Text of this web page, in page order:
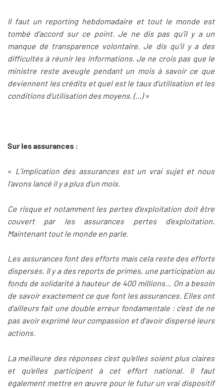
Il faut un reporting hebdomadaire et tout le monde est
tombé d’accord sur ce point. Je ne dis pas qu’il y a un
manque de transparence volontaire. Je dis qu’il y a des
difficultés à réunir les informations. Je ne crois pas que le
ministre reste aveugle pendant un mois à savoir ce que
deviennent les crédits et quel est le taux d’utilisation et les
conditions d’utilisation des moyens. (...) »
Sur les assurances :
« L’implication des assurances est un vrai sujet et nous
l’avons lancé il y a plus d’un mois.
Ce risque et notamment les pertes d’exploitation doit être
couvert par les assurances pertes d’exploitation.
Maintenant tout le monde en parle.
Les assurances font des efforts mais cela reste des efforts
dispersés. Il y a des reports de primes, une participation au
fonds de solidarité à hauteur de 400 millions… On a besoin
de savoir exactement ce que font les assurances. Elles ont
d’ailleurs fait une double erreur fondamentale : c’est de ne
pas avoir exprimé leur compassion et d’avoir dispersé leurs
actions.
La meilleure des réponses c’est qu’elles soient plus claires
et qu’elles participent à cet effort national. Il faut
également mettre en œuvre pour le futur un vrai dispositif